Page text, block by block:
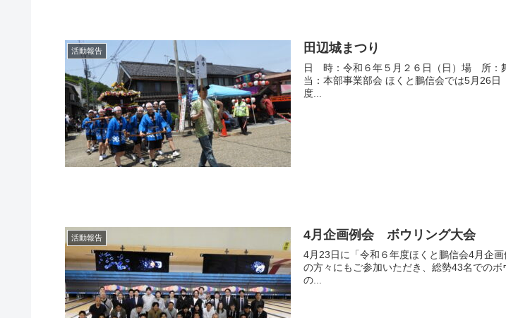
活動報告 田辺城まつり
日 時：令和６年５月２６日（日）場 所：
当：本部事業部会 ほくと鵬信会では5月26
度...
活動報告 4月企画例会 ボウリング大会
4月23日に「令和６年度ほくと鵬信会4月企
の方々にもご参加いただき、総勢43名での
の...